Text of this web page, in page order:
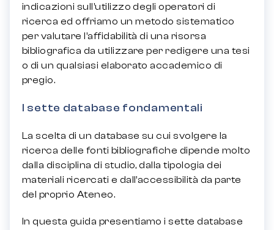
indicazioni sull’utilizzo degli operatori di
ricerca ed offriamo un metodo sistematico
per valutare l’affidabilità di una risorsa
bibliografica da utilizzare per redigere una tesi
o di un qualsiasi elaborato accademico di
pregio.
I sette database fondamentali
La scelta di un database su cui svolgere la
ricerca delle fonti bibliografiche dipende molto
dalla disciplina di studio, dalla tipologia dei
materiali ricercati e dall’accessibilità da parte
del proprio Ateneo.
In questa guida presentiamo i sette database